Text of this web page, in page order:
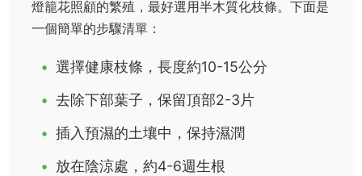
燈籠花照顧的繁殖，最好選用半木質化枝條。下面是
一個簡單的步驟清單：
選擇健康枝條，長度約10-15公分
去除下部葉子，保留頂部2-3片
插入預濕的土壤中，保持濕潤
放在陰涼處，約4-6週生根